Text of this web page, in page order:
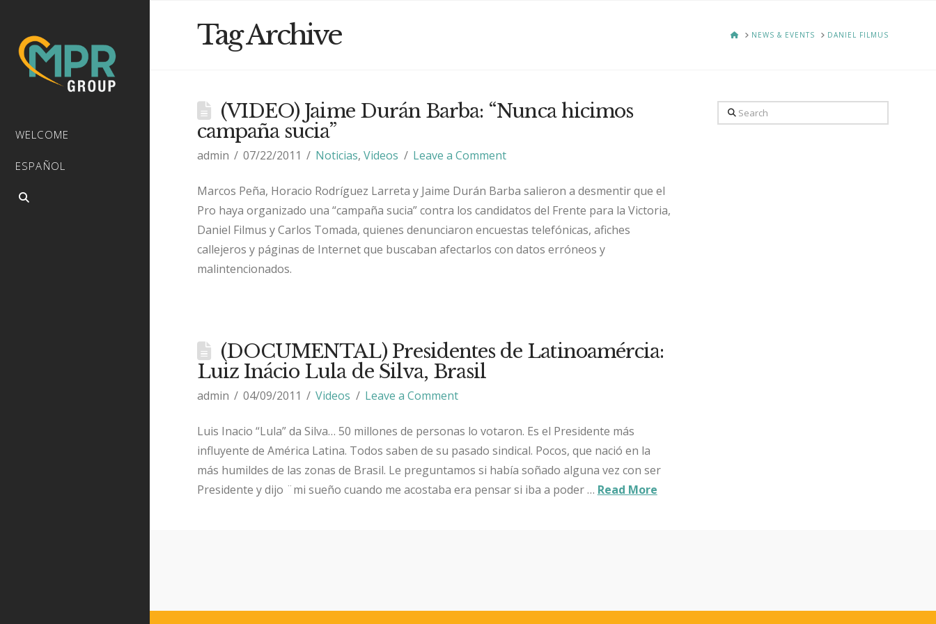
WELCOME
ESPAÑOL
Tag Archive HOMENEWS & EVENTS DANIEL FILMUS
(VIDEO) Jaime Durán Barba: “Nunca hicimos
campaña sucia”
admin 07/22/2011 Noticias,Videos Leave a Comment
Marcos Peña, Horacio Rodríguez Larreta y Jaime Durán Barba salieron a desmentir que el
Pro haya organizado una “campaña sucia” contra los candidatos del Frente para la Victoria,
Daniel Filmus y Carlos Tomada, quienes denunciaron encuestas telefónicas, afiches
callejeros y páginas de Internet que buscaban afectarlos con datos erróneos y
malintencionados.
(DOCUMENTAL) Presidentes de Latinoamércia:
Luiz Inácio Lula de Silva, Brasil
admin 04/09/2011 Videos Leave a Comment
Luis Inacio “Lula” da Silva… 50 millones de personas lo votaron. Es el Presidente más
influyente de América Latina. Todos saben de su pasado sindical. Pocos, que nació en la
más humildes de las zonas de Brasil. Le preguntamos si había soñado alguna vez con ser
Presidente y dijo ¨mi sueño cuando me acostaba era pensar si iba a poder … Read More
Search